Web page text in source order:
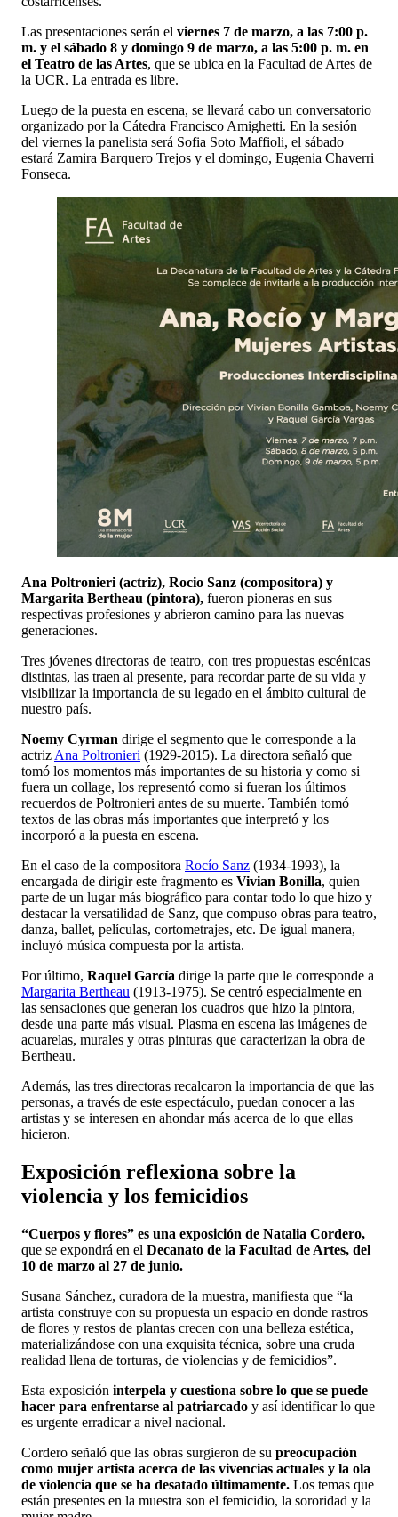
Las presentaciones serán el viernes 7 de marzo, a las 7:00 p.
m. y el sábado 8 y domingo 9 de marzo, a las 5:00 p. m. en
el Teatro de las Artes, que se ubica en la Facultad de Artes de
la UCR. La entrada es libre.
Luego de la puesta en escena, se llevará cabo un conversatorio
organizado por la Cátedra Francisco Amighetti. En la sesión
del viernes la panelista será Sofia Soto Maffioli, el sábado
estará Zamira Barquero Trejos y el domingo, Eugenia Chaverri
Fonseca.
Ana Poltronieri (actriz), Rocio Sanz (compositora) y
Margarita Bertheau (pintora), fueron pioneras en sus
respectivas profesiones y abrieron camino para las nuevas
generaciones.
Tres jóvenes directoras de teatro, con tres propuestas escénicas
distintas, las traen al presente, para recordar parte de su vida y
visibilizar la importancia de su legado en el ámbito cultural de
nuestro país.
Noemy Cyrman dirige el segmento que le corresponde a la
actriz Ana Poltronieri (1929-2015). La directora señaló que
tomó los momentos más importantes de su historia y como si
fuera un collage, los representó como si fueran los últimos
recuerdos de Poltronieri antes de su muerte. También tomó
textos de las obras más importantes que interpretó y los
incorporó a la puesta en escena.
En el caso de la compositora Rocío Sanz (1934-1993), la
encargada de dirigir este fragmento es Vivian Bonilla, quien
parte de un lugar más biográfico para contar todo lo que hizo y
destacar la versatilidad de Sanz, que compuso obras para teatro,
danza, ballet, películas, cortometrajes, etc. De igual manera,
incluyó música compuesta por la artista.
Por último, Raquel García dirige la parte que le corresponde a
Margarita Bertheau (1913-1975). Se centró especialmente en
las sensaciones que generan los cuadros que hizo la pintora,
desde una parte más visual. Plasma en escena las imágenes de
acuarelas, murales y otras pinturas que caracterizan la obra de
Bertheau.
Además, las tres directoras recalcaron la importancia de que las
personas, a través de este espectáculo, puedan conocer a las
artistas y se interesen en ahondar más acerca de lo que ellas
hicieron.
Exposición reflexiona sobre la
violencia y los femicidios
“Cuerpos y flores” es una exposición de Natalia Cordero,
que se expondrá en el Decanato de la Facultad de Artes, del
10 de marzo al 27 de junio.
Susana Sánchez, curadora de la muestra, manifiesta que “la
artista construye con su propuesta un espacio en donde rastros
de flores y restos de plantas crecen con una belleza estética,
materializándose con una exquisita técnica, sobre una cruda
realidad llena de torturas, de violencias y de femicidios”.
Esta exposición interpela y cuestiona sobre lo que se puede
hacer para enfrentarse al patriarcado y así identificar lo que
es urgente erradicar a nivel nacional.
Cordero señaló que las obras surgieron de su preocupación
como mujer artista acerca de las vivencias actuales y la ola
de violencia que se ha desatado últimamente. Los temas que
están presentes en la muestra son el femicidio, la sororidad y la